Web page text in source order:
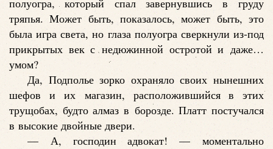
полуогра, который спал завернувшись в груду
тряпья. Может быть, показалось, может быть, это
была игра света, но глаза полуогра сверкнули из-под
прикрытых век с недюжинной остротой и даже…
умом?
Да, Подполье зорко охраняло своих нынешних
шефов и их магазин, расположившийся в этих
трущобах, будто алмаз в борозде. Платт постучался
в высокие двойные двери.
— А, господин адвокат! — моментально